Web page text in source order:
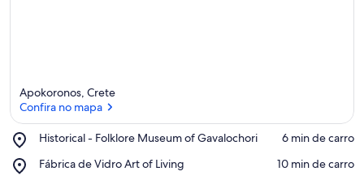
Apokoronos, Crete
Confira no mapa
Historical - Folklore Museum of Gavalochori
Place,
-
‪6 min de carro‬
Fábrica de Vidro Art of Living
Place,
‪10 min de carro‬